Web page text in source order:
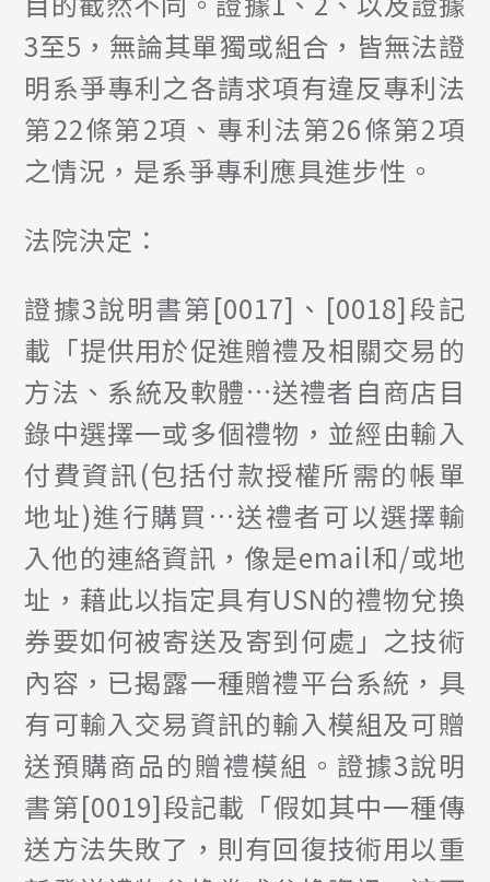
3至5，無論其單獨或組合，皆無法證
明系爭專利之各請求項有違反專利法
第22條第2項、專利法第26條第2項
之情況，是系爭專利應具進步性。
法院決定：
證據3說明書第[0017]、[0018]段記
載「提供用於促進贈禮及相關交易的
方法、系統及軟體…送禮者自商店目
錄中選擇一或多個禮物，並經由輸入
付費資訊(包括付款授權所需的帳單
地址)進行購買…送禮者可以選擇輸
入他的連絡資訊，像是email和/或地
址，藉此以指定具有USN的禮物兌換
券要如何被寄送及寄到何處」之技術
內容，已揭露一種贈禮平台系統，具
有可輸入交易資訊的輸入模組及可贈
送預購商品的贈禮模組。證據3說明
書第[0019]段記載「假如其中一種傳
送方法失敗了，則有回復技術用以重